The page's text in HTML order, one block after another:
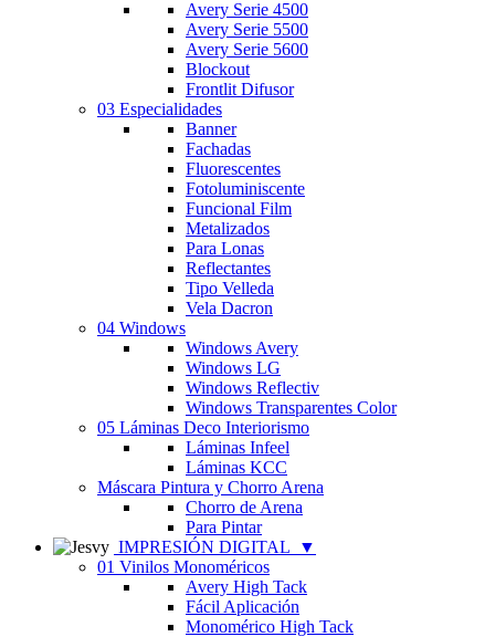
Avery Serie 4500
Avery Serie 5500
Avery Serie 5600
Blockout
Frontlit Difusor
03 Especialidades
Banner
Fachadas
Fluorescentes
Fotoluminiscente
Funcional Film
Metalizados
Para Lonas
Reflectantes
Tipo Velleda
Vela Dacron
04 Windows
Windows Avery
Windows LG
Windows Reflectiv
Windows Transparentes Color
05 Láminas Deco Interiorismo
Láminas Infeel
Láminas KCC
Máscara Pintura y Chorro Arena
Chorro de Arena
Para Pintar
IMPRESIÓN DIGITAL
▼
01 Vinilos Monoméricos
Avery High Tack
Fácil Aplicación
Monomérico High Tack